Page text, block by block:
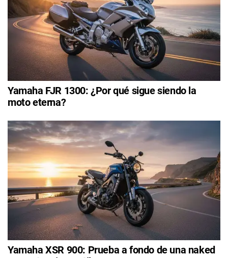
Yamaha FJR 1300: ¿Por qué sigue siendo la
moto eterna?
Yamaha XSR 900: Prueba a fondo de una naked